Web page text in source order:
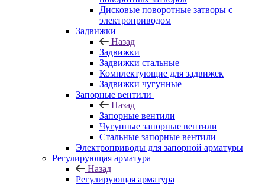
Дисковые поворотные затворы с
электроприводом
Задвижки
Назад
Задвижки
Задвижки стальные
Комплектующие для задвижек
Задвижки чугунные
Запорные вентили
Назад
Запорные вентили
Чугунные запорные вентили
Стальные запорные вентили
Электроприводы для запорной арматуры
Регулирующая арматура
Назад
Регулирующая арматура